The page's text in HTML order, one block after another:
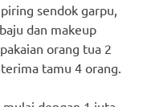
sendok garpu,
dan makeup
orang tua 2
tamu 4 orang.